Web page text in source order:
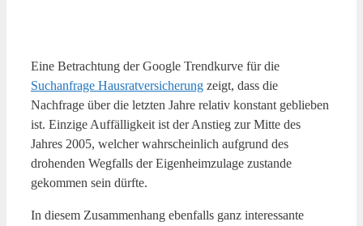
Eine Betrachtung der Google Trendkurve für die
Suchanfrage Hausratversicherung zeigt, dass die
Nachfrage über die letzten Jahre relativ konstant geblieben
ist. Einzige Auffälligkeit ist der Anstieg zur Mitte des
Jahres 2005, welcher wahrscheinlich aufgrund des
drohenden Wegfalls der Eigenheimzulage zustande
gekommen sein dürfte.
In diesem Zusammenhang ebenfalls ganz interessante